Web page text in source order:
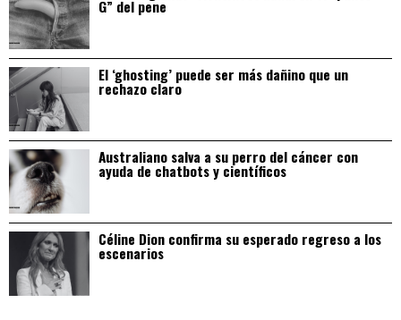
G” del pene
El ‘ghosting’ puede ser más dañino que un
rechazo claro
Australiano salva a su perro del cáncer con
ayuda de chatbots y científicos
Céline Dion confirma su esperado regreso a los
escenarios